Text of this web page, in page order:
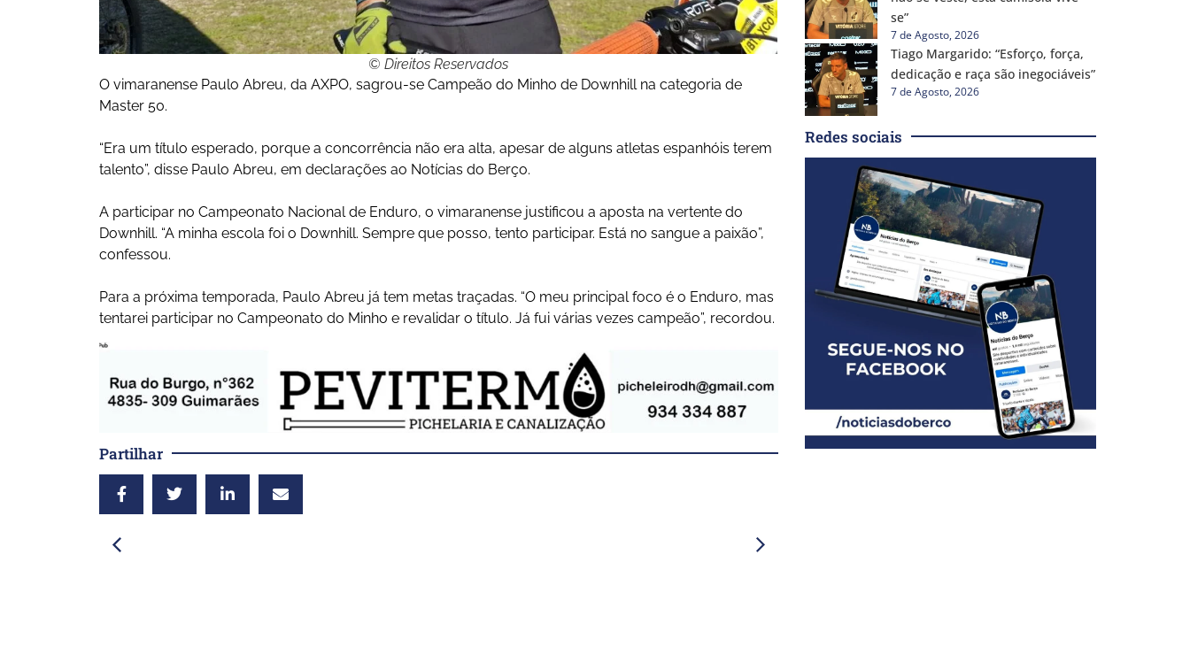
© Direitos Reservados
O vimaranense Paulo Abreu, da AXPO, sagrou-se Campeão do Minho de Downhill na categoria de
Master 50.
“Era um título esperado, porque a concorrência não era alta, apesar de alguns atletas espanhóis terem
talento”, disse Paulo Abreu, em declarações ao Notícias do Berço.
A participar no Campeonato Nacional de Enduro, o vimaranense justificou a aposta na vertente do
Downhill. “A minha escola foi o Downhill. Sempre que posso, tento participar. Está no sangue a paixão”,
confessou.
Para a próxima temporada, Paulo Abreu já tem metas traçadas. “O meu principal foco é o Enduro, mas
tentarei participar no Campeonato do Minho e revalidar o título. Já fui várias vezes campeão”, recordou.
Partilhar
se”
7 de Agosto, 2026
Tiago Margarido: “Esforço, força,
dedicação e raça são inegociáveis”
7 de Agosto, 2026
Redes sociais